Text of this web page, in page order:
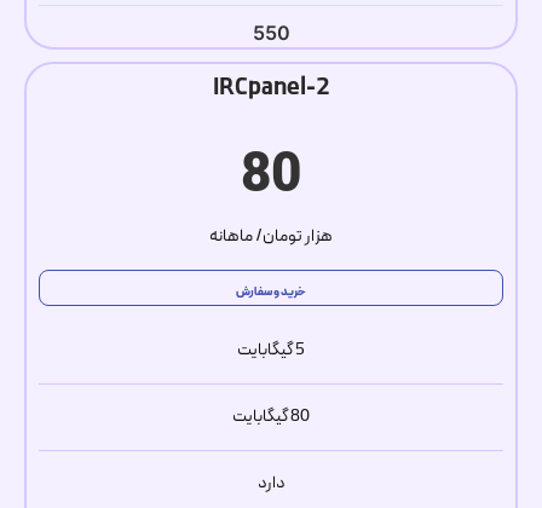
550
IRCpanel-2
80
هزار تومان/ ماهانه
خرید و سفارش
5 گیگابایت
80 گیگابایت
دارد